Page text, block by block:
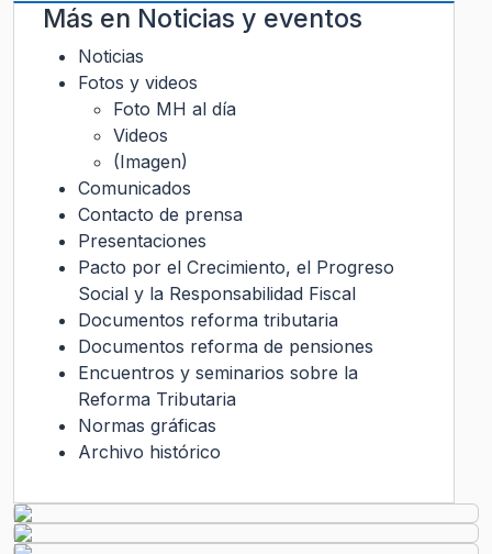
Más en Noticias y eventos
Noticias
Fotos y videos
Foto MH al día
Videos
(Imagen)
Comunicados
Contacto de prensa
Presentaciones
Pacto por el Crecimiento, el Progreso
Social y la Responsabilidad Fiscal
Documentos reforma tributaria
Documentos reforma de pensiones
Encuentros y seminarios sobre la
Reforma Tributaria
Normas gráficas
Archivo histórico